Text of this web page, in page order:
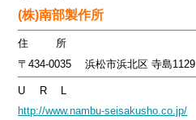
(株)南部製作所
住所
〒434-0035 浜松市浜北区 寺島1129
U R L
http://www.nambu-seisakusho.co.jp/